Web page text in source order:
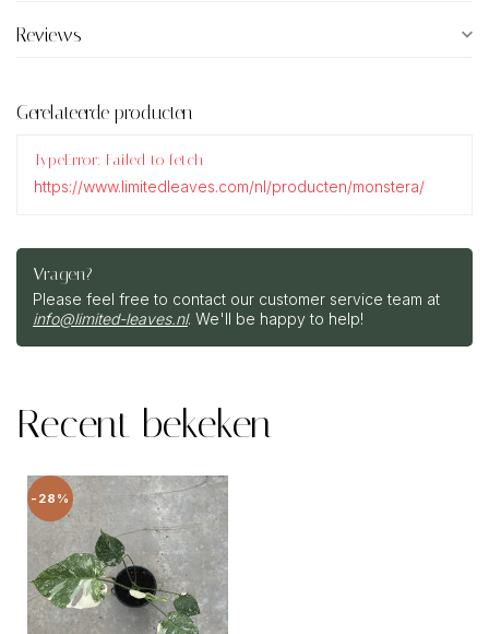
Reviews
Gerelateerde producten
TypeError: Failed to fetch
https://www.limitedleaves.com/nl/producten/monstera/
Vragen?
Please feel free to contact our customer service team at
info@limited-leaves.nl. We'll be happy to help!
Recent bekeken
-28%